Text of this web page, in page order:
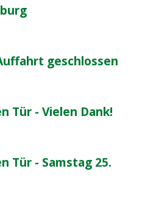
geschlossen
Tür - Vielen Dank!
Tür - Samstag 25.